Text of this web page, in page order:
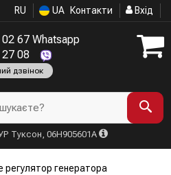
RU UA Контакти Вхід
67 Whatsapp
08
дзвінок
Туксон, 06H905601A
регулятор генератора